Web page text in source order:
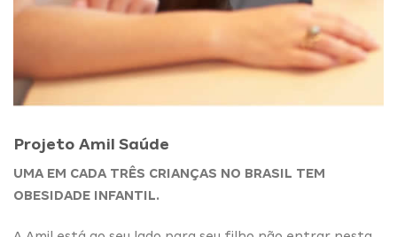
Projeto Amil Saúde
UMA EM CADA TRÊS CRIANÇAS NO BRASIL TEM
OBESIDADE INFANTIL.